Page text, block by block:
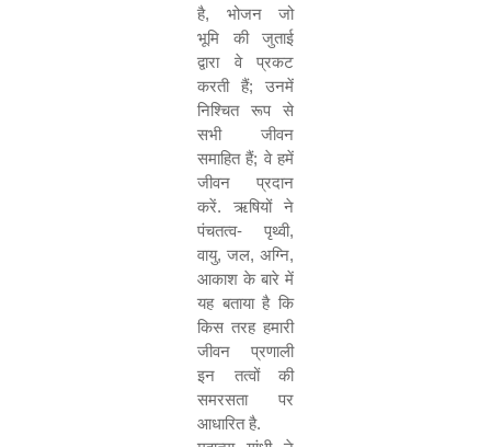
है, भोजन जो
भूमि की जुताई
द्वारा वे प्रकट
करती हैं; उनमें
निश्चित रूप से
सभी जीवन
समाहित हैं; वे हमें
जीवन प्रदान
करें. ऋषियों ने
पंचतत्व- पृथ्वी,
वायु, जल, अग्नि,
आकाश के बारे में
यह बताया है कि
किस तरह हमारी
जीवन प्रणाली
इन तत्वों की
समरसता पर
आधारित है.